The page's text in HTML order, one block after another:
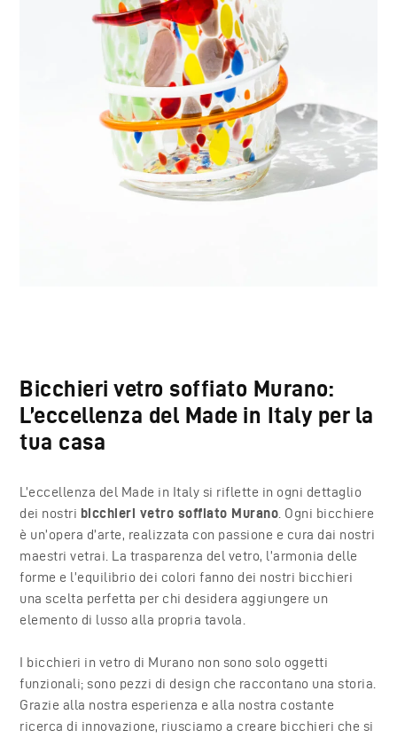
Bicchieri vetro soffiato Murano:
L’eccellenza del Made in Italy per la
tua casa
L’eccellenza del Made in Italy si riflette in ogni dettaglio
dei nostri bicchieri vetro soffiato Murano . Ogni bicchiere
è un’opera d’arte, realizzata con passione e cura dai nostri
maestri vetrai. La trasparenza del vetro, l’armonia delle
forme e l’equilibrio dei colori fanno dei nostri bicchieri
una scelta perfetta per chi desidera aggiungere un
elemento di lusso alla propria tavola.
I bicchieri in vetro di Murano non sono solo oggetti
funzionali; sono pezzi di design che raccontano una storia.
Grazie alla nostra esperienza e alla nostra costante
ricerca di innovazione, riusciamo a creare bicchieri che si